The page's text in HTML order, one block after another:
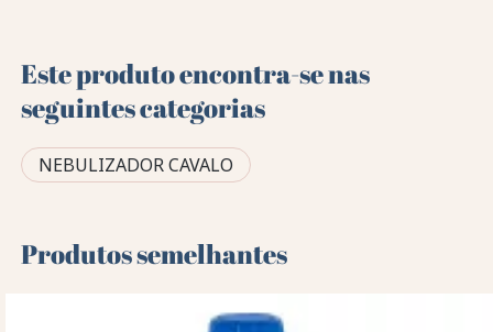
Este produto encontra-se nas
seguintes categorias
NEBULIZADOR CAVALO
Produtos semelhantes